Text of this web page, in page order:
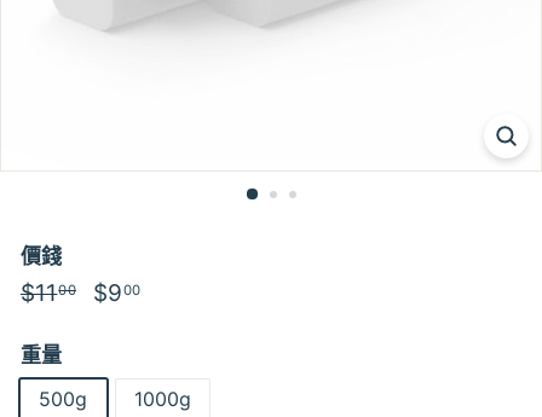
價錢
特
$1100$11.00
特
$900
重量
500g
1000g